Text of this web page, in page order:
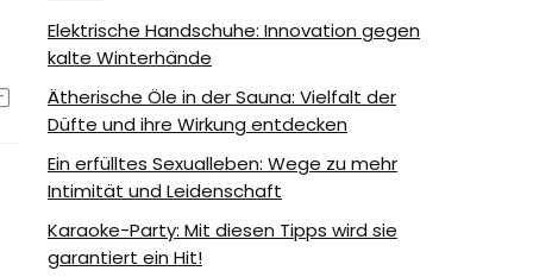
Elektrische Handschuhe: Innovation gegen
kalte Winterhände
Ätherische Öle in der Sauna: Vielfalt der
Düfte und ihre Wirkung entdecken
Ein erfülltes Sexualleben: Wege zu mehr
Intimität und Leidenschaft
Karaoke-Party: Mit diesen Tipps wird sie
garantiert ein Hit!